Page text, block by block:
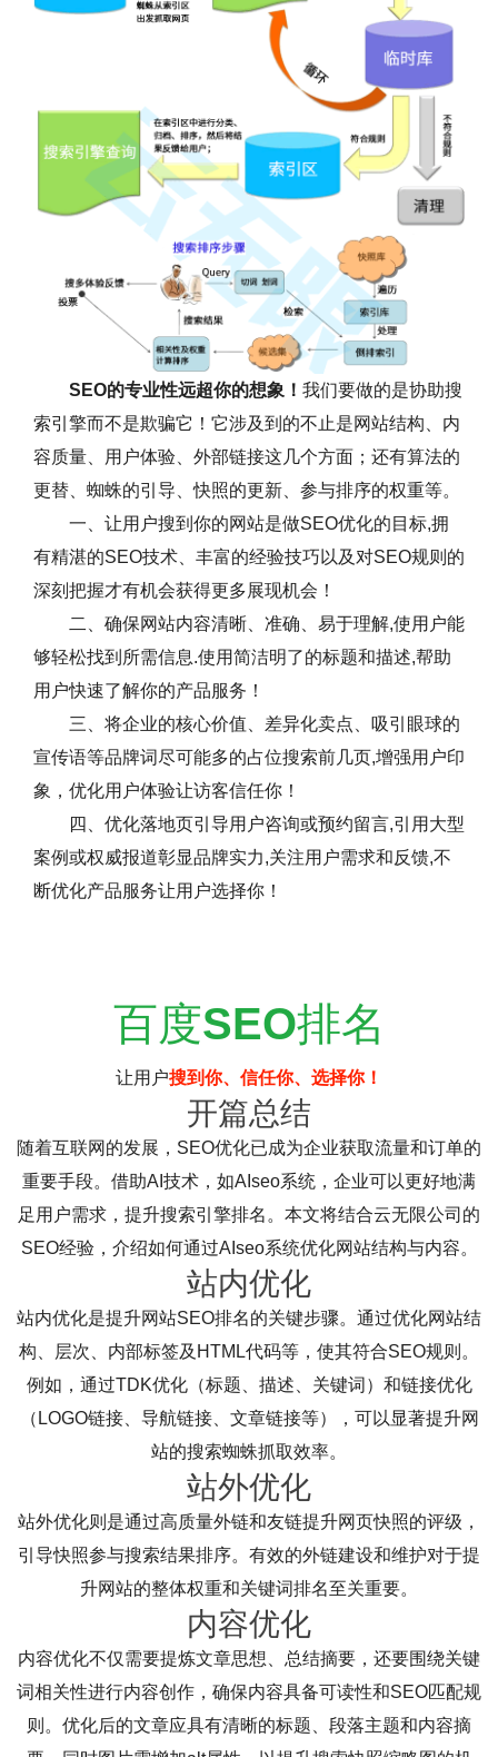
SEO的专业性远超你的想象！ 我们要做的是协助搜
索引擎而不是欺骗它！它涉及到的不止是网站结构、内
容质量、用户体验、外部链接这几个方面；还有算法的
更替、蜘蛛的引导、快照的更新、参与排序的权重等。
一、让用户搜到你的网站是做SEO优化的目标,拥
有精湛的SEO技术、丰富的经验技巧以及对SEO规则的
深刻把握才有机会获得更多展现机会！
二、确保网站内容清晰、准确、易于理解,使用户能
够轻松找到所需信息.使用简洁明了的标题和描述,帮助
用户快速了解你的产品服务！
三、将企业的核心价值、差异化卖点、吸引眼球的
宣传语等品牌词尽可能多的占位搜索前几页,增强用户印
象，优化用户体验让访客信任你！
四、优化落地页引导用户咨询或预约留言,引用大型
案例或权威报道彰显品牌实力,关注用户需求和反馈,不
断优化产品服务让用户选择你！
百度SEO排名
让用户搜到你、信任你、选择你！
开篇总结
随着互联网的发展，SEO优化已成为企业获取流量和订单的
重要手段。借助AI技术，如AIseo系统，企业可以更好地满
足用户需求，提升搜索引擎排名。本文将结合云无限公司的
SEO经验，介绍如何通过AIseo系统优化网站结构与内容。
站内优化
站内优化是提升网站SEO排名的关键步骤。通过优化网站结
构、层次、内部标签及HTML代码等，使其符合SEO规则。
例如，通过TDK优化（标题、描述、关键词）和链接优化
（LOGO链接、导航链接、文章链接等），可以显著提升网
站的搜索蜘蛛抓取效率。
站外优化
站外优化则是通过高质量外链和友链提升网页快照的评级，
引导快照参与搜索结果排序。有效的外链建设和维护对于提
升网站的整体权重和关键词排名至关重要。
内容优化
内容优化不仅需要提炼文章思想、总结摘要，还要围绕关键
词相关性进行内容创作，确保内容具备可读性和SEO匹配规
则。优化后的文章应具有清晰的标题、段落主题和内容摘